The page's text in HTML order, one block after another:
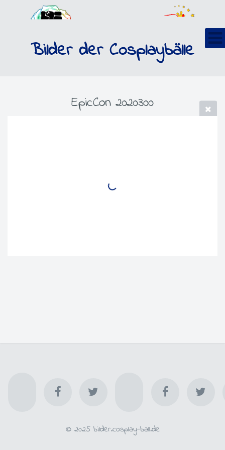
Bilder der Cosplaybälle
EpicCon 2020300
© 2025 bilder.cosplay-ball.de